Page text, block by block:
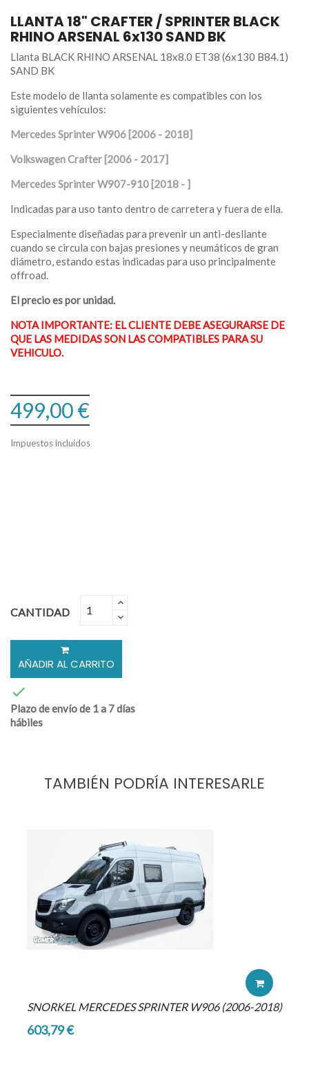
LLANTA 18" CRAFTER / SPRINTER BLACK
RHINO ARSENAL 6x130 SAND BK
Llanta BLACK RHINO ARSENAL 18x8.0 ET38 (6x130 B84.1)
SAND BK
Este modelo de llanta solamente es compatibles con los
siguientes vehículos:
Mercedes Sprinter W906 [2006 - 2018]
Volkswagen Crafter [2006 - 2017]
Mercedes Sprinter W907-910 [2018 - ]
Indicadas para uso tanto dentro de carretera y fuera de ella.
Especialmente diseñadas para prevenir un anti-desllante
cuando se circula con bajas presiones y neumáticos de gran
diámetro, estando estas indicadas para uso principalmente
offroad.
El precio es por unidad.
NOTA IMPORTANTE: EL CLIENTE DEBE ASEGURARSE DE
QUE LAS MEDIDAS SON LAS COMPATIBLES PARA SU
VEHICULO.
499,00 €
Impuestos incluidos
CANTIDAD
AÑADIR AL CARRITO

Plazo de envío de 1 a 7 días
hábiles
TAMBIÉN PODRÍA INTERESARLE
SNORKEL MERCEDES SPRINTER W906 (2006-2018)
603,79 €